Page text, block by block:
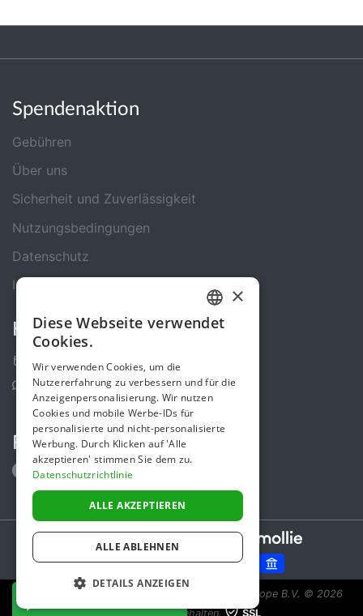
Spendenaktion
Gebühren
Über uns
Sicherheit und Zuverlässigkeit
Nutzungsbedingungen
Datenschutz
Impressum
Kontakt
Kontakt-Formular
Support Center
Folge uns
Secure payments powered by
Spendenaktion ist eine Initiative von Sponsor Europe B.V. © 2026
Alle Rechte vorbehalten.
SSL
GERMAN
×
Diese Webseite verwendet
Cookies.
Wir verwenden Cookies, um die
Nutzererfahrung zu verbessern und für die
Anzeigenpersonalisierung. Wir nutzen
Cookies und mobile Werbe-IDs für
personalisierte und nicht-personalisierte
Werbung. Durch Klicken auf 'Alle
akzeptieren' stimmen Sie dem zu.
Datenschutzrichtlinie
ALLE AKZEPTIEREN
ALLE ABLEHNEN
DETAILS ANZEIGEN